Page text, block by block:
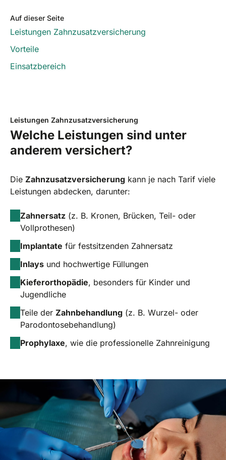
Auf dieser Seite
Leistungen Zahnzusatzversicherung
Vorteile
Einsatzbereich
Leistungen Zahnzusatzversicherung
Welche Leistungen sind unter
anderem versichert?
Die Zahnzusatzversicherung kann je nach Tarif viele
Leistungen abdecken, darunter:
Zahnersatz (z. B. Kronen, Brücken, Teil- oder
Vollprothesen)
Implantate für festsitzenden Zahnersatz
Inlays und hochwertige Füllungen
Kieferorthopädie, besonders für Kinder und
Jugendliche
Teile der Zahnbehandlung (z. B. Wurzel- oder
Parodontosebehandlung)
Prophylaxe, wie die professionelle Zahnreinigung